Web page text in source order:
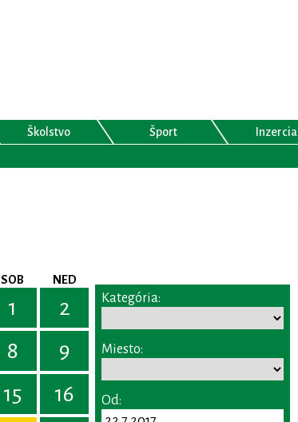
Školstvo Šport Inzercia
SOB NED
1
2
8
9
15
16
Kategória:
Miesto:
Od: